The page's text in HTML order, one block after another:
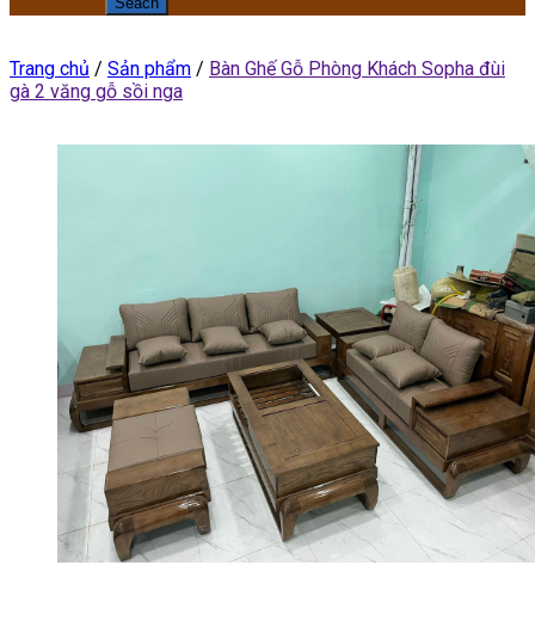
Trang chủ / Sản phẩm / Bàn Ghế Gỗ Phòng Khách Sopha đùi
gà 2 văng gỗ sồi nga